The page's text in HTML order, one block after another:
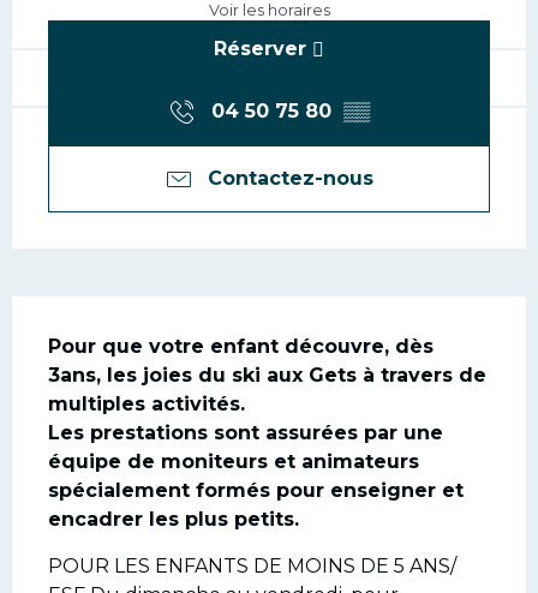
Voir les horaires
Réserver
04 50 75 80 ▒▒
Contactez-nous
Description
Pour que votre enfant découvre, dès
3ans, les joies du ski aux Gets à travers de
multiples activités.
Les prestations sont assurées par une
équipe de moniteurs et animateurs
spécialement formés pour enseigner et
encadrer les plus petits.
POUR LES ENFANTS DE MOINS DE 5 ANS/